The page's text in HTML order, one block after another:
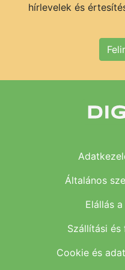
hírlevelek és
Általános
Elállás
Szállítási
Cookie és